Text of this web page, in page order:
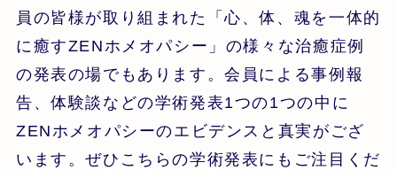
員の皆様が取り組まれた「心、体、魂を一体的
に癒すZENホメオパシー」の様々な治癒症例
の発表の場でもあります。会員による事例報
告、体験談などの学術発表1つの1つの中に
ZENホメオパシーのエビデンスと真実がござ
います。ぜひこちらの学術発表にもご注目くだ